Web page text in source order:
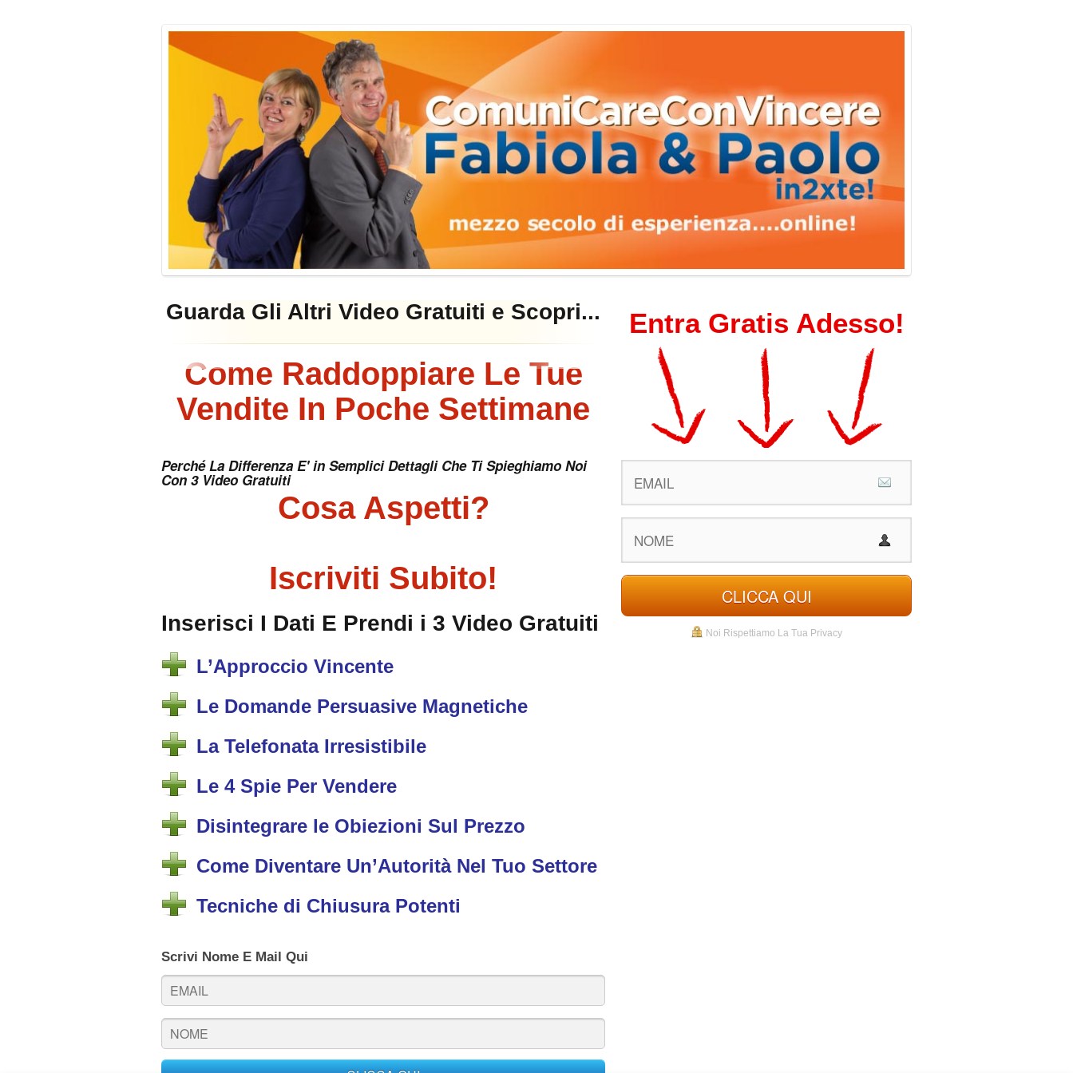
Guarda Gli Altri Video Gratuiti e Scopri...
Come Raddoppiare Le Tue
Vendite In Poche Settimane
Perché La Differenza E' in Semplici Dettagli Che Ti Spieghiamo Noi
Con 3 Video Gratuiti
Cosa Aspetti?
Iscriviti Subito!
Inserisci I Dati E Prendi i 3 Video Gratuiti
L’Approccio Vincente
Le Domande Persuasive Magnetiche
La Telefonata Irresistibile
Le 4 Spie Per Vendere
Disintegrare le Obiezioni Sul Prezzo
Come Diventare Un’Autorità Nel Tuo Settore
Tecniche di Chiusura Potenti
Scrivi Nome E Mail Qui
Entra Gratis Adesso!
CLICCA QUI
Noi Rispettiamo La Tua Privacy